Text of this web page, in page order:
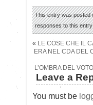
This entry was posted
responses to this
« LE COSE CHE IL
ERA NEL CDA DEL
L’OMBRA DEL
Leave a
You must be